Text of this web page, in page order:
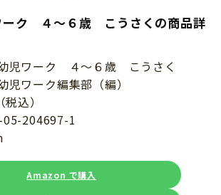
ク ４～６歳 こうさくの商品詳
児ワーク ４～６歳 こうさく
児ワーク編集部（編）
込）
05-204697-1
Amazon で購入